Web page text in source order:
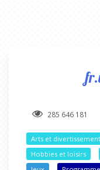
285 646 181
Arts et
Hobbies et loisirs